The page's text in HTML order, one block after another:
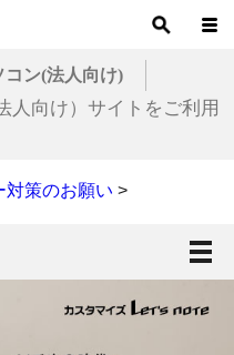
コン(法人向け)
向け）サイトをご利用
対策のお願い >